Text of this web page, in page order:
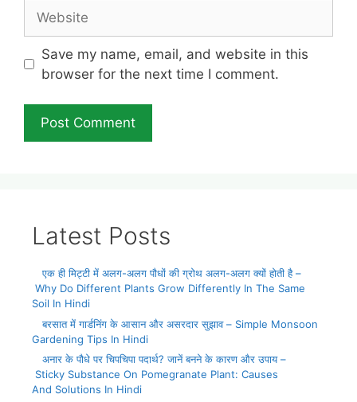
Save my name, email, and website in this
browser for the next time I comment.
Latest Posts
एक ही मिट्टी में अलग-अलग पौधों की ग्रोथ अलग-अलग क्यों होती है –
Why Do Different Plants Grow Differently In The Same
Soil In Hindi
बरसात में गार्डनिंग के आसान और असरदार सुझाव – Simple Monsoon
Gardening Tips In Hindi
अनार के पौधे पर चिपचिपा पदार्थ? जानें बनने के कारण और उपाय –
Sticky Substance On Pomegranate Plant: Causes
And Solutions In Hindi